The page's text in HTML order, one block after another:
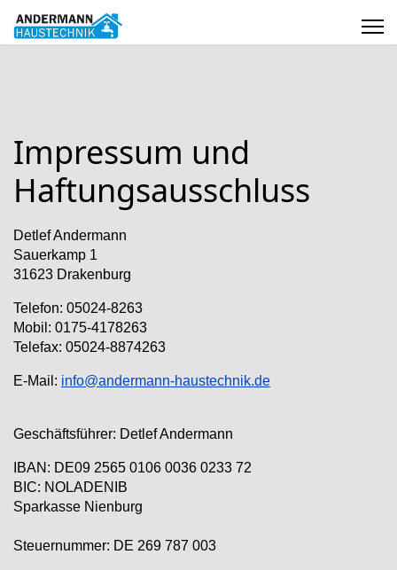
Impressum und
Haftungsausschluss
Detlef Andermann
Sauerkamp 1
31623 Drakenburg
Telefon: 05024-8263
Mobil: 0175-4178263
Telefax: 05024-8874263
E-Mail: info@andermann-haustechnik.de
Geschäftsführer: Detlef Andermann
IBAN: DE09 2565 0106 0036 0233 72
BIC: NOLADENIB
Sparkasse Nienburg
Steuernummer: DE 269 787 003